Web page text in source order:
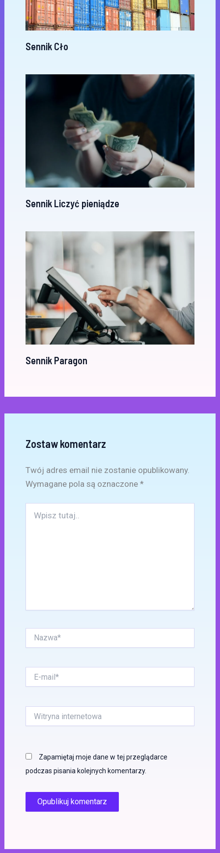
Sennik Cło
Sennik Liczyć pieniądze
Sennik Paragon
Zostaw komentarz
Twój adres email nie zostanie opublikowany.
Wymagane pola są oznaczone *
tutaj..
mail*
internetowa
Zapamiętaj moje dane w tej przeglądarce
podczas pisania kolejnych komentarzy.